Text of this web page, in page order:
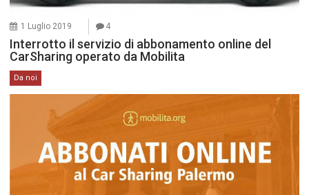
1 Luglio 2019 4
Interrotto il servizio di abbonamento online del
CarSharing operato da Mobilita
Da noi